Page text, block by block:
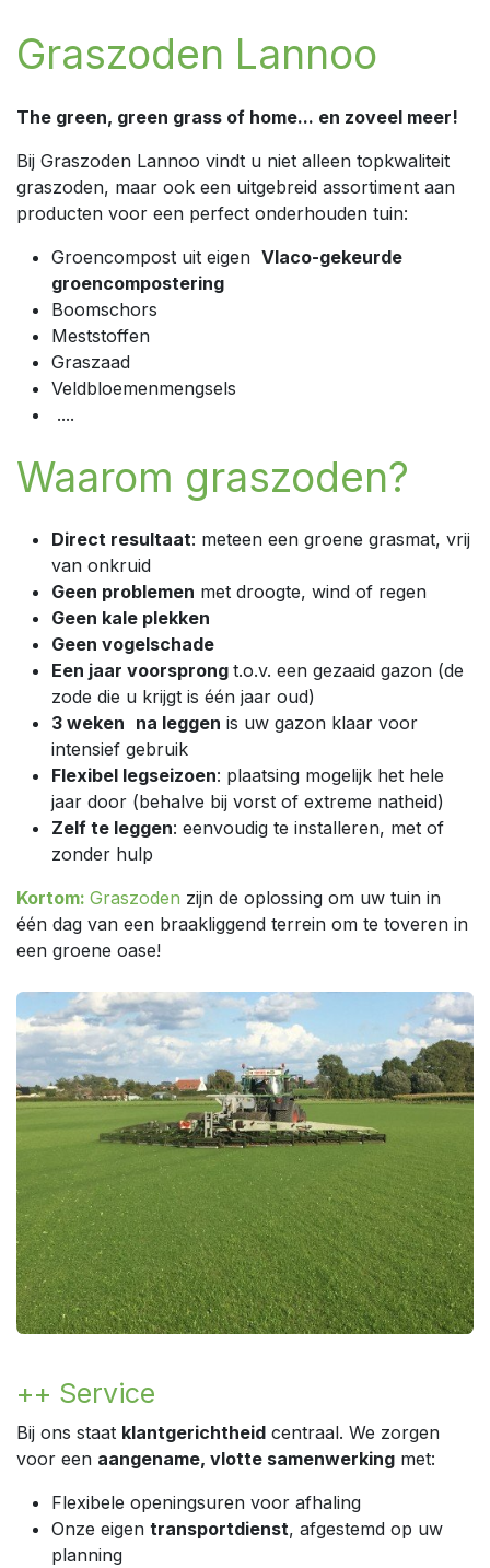
Graszoden Lannoo
The green, green grass of home... en zoveel meer!
Bij Graszoden Lannoo vindt u niet alleen topkwaliteit
graszoden, maar ook een uitgebreid assortiment aan
producten voor een perfect onderhouden tuin:
Groencompost uit eigen Vlaco-gekeurde
groencompostering
Boomschors
Meststoffen
Graszaad
Veldbloemenmengsels
....
Waarom graszoden?
Direct resultaat: meteen een groene grasmat, vrij
van onkruid
Geen problemen met droogte, wind of regen
Geen kale plekken
Geen vogelschade
Een jaar voorsprong t.o.v. een gezaaid gazon (de
zode die u krijgt is één jaar oud)
3 weken na leggen is uw gazon klaar voor
intensief gebruik
Flexibel legseizoen: plaatsing mogelijk het hele
jaar door (behalve bij vorst of extreme natheid)
Zelf te leggen: eenvoudig te installeren, met of
zonder hulp
Kortom: Graszoden zijn de oplossing om uw tuin in
één dag van een braakliggend terrein om te toveren in
een groene oase!
++ Service
Bij ons staat klantgerichtheid centraal. We zorgen
voor een aangename, vlotte samenwerking met:
Flexibele openingsuren voor afhaling
Onze eigen transportdienst, afgestemd op uw
planning